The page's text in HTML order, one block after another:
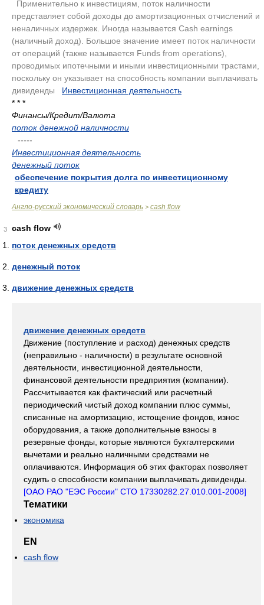
Применительно к инвестициям, поток наличности
представляет собой доходы до амортизационных отчислений и
неналичных издержек. Иногда называется Cash earnings
(наличный доход). Большое значение имеет поток наличности
от операций (также называется Funds from operations),
проводимых ипотечными и иными инвестиционными трастами,
поскольку он указывает на способность компании выплачивать
дивиденды
Инвестиционная деятельность
* * *
Финансы/Кредит/Валюта
поток денежной наличности
-----
Инвестиционная деятельность
денежный поток
обеспечение покрытия долга по инвестиционному
кредиту
Англо-русский экономический словарь > cash flow
3
cash flow
поток денежных средств
денежный поток
движение денежных средств
движение денежных средств
Движение (поступление и расход) денежных средств
(неправильно - наличности) в результате основной
деятельности, инвестиционной деятельности,
финансовой деятельности предприятия (компании).
Рассчитывается как фактический или расчетный
периодический чистый доход компании плюс суммы,
списанные на амортизацию, истощение фондов, износ
оборудования, а также дополнительные взносы в
резервные фонды, которые являются бухгалтерскими
вычетами и реально наличными средствами не
оплачиваются. Информация об этих факторах позволяет
судить о способности компании выплачивать дивиденды.
[ОАО РАО "ЕЭС России" СТО 17330282.27.010.001-2008]
Тематики
экономика
EN
cash flow